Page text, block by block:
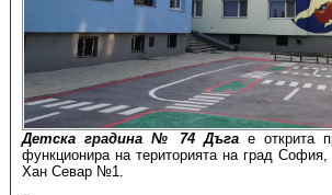
Детска градина № 74 Дъга е открита
функционира на територията на град
Хан Севар №1.